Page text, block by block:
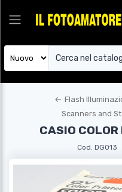
← Flash
Scanners and
CASIO
Cod. DG013